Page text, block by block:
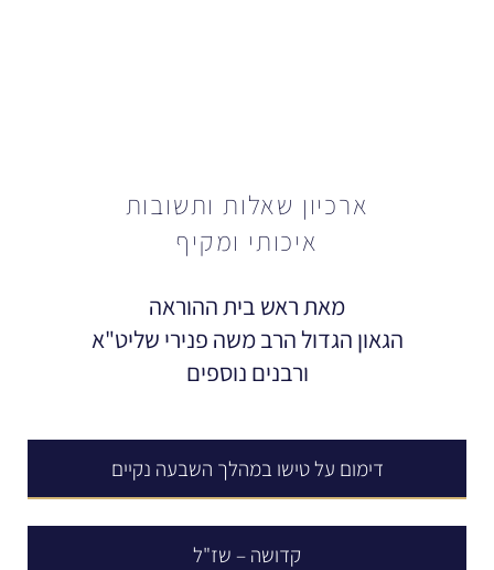
ארכיון שאלות ותשובות
איכותי ומקיף
מאת ראש בית ההוראה
הגאון הגדול הרב משה פנירי שליט"א
ורבנים נוספים
דימום על טישו במהלך השבעה נקיים
קדושה – שז"ל